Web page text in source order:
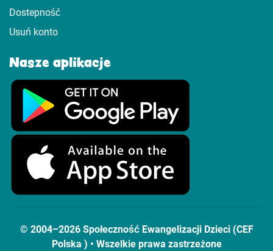
Dostepność
Usuń konto
Nasze aplikacje
© 2004–2026 Społeczność Ewangelizacji Dzieci (CEF
Polska ) • Wszelkie prawa zastrzeżone